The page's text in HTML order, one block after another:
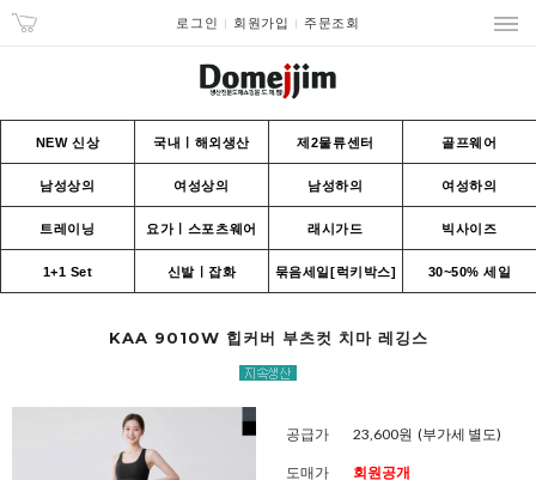
로그인 회원가입 주문조회
NEW 신상 국내ㅣ해외생산 제2물류센터 골프웨어
남성상의 여성상의 남성하의 여성하의
트레이닝 요가ㅣ스포츠웨어 래시가드 빅사이즈
1+1 Set 신발ㅣ잡화 묶음세일[럭키박스] 30~50% 세일
KAA 9010W 힙커버 부츠컷 치마 레깅스
공급가 23,600원 (부가세 별도)
도매가 회원공개